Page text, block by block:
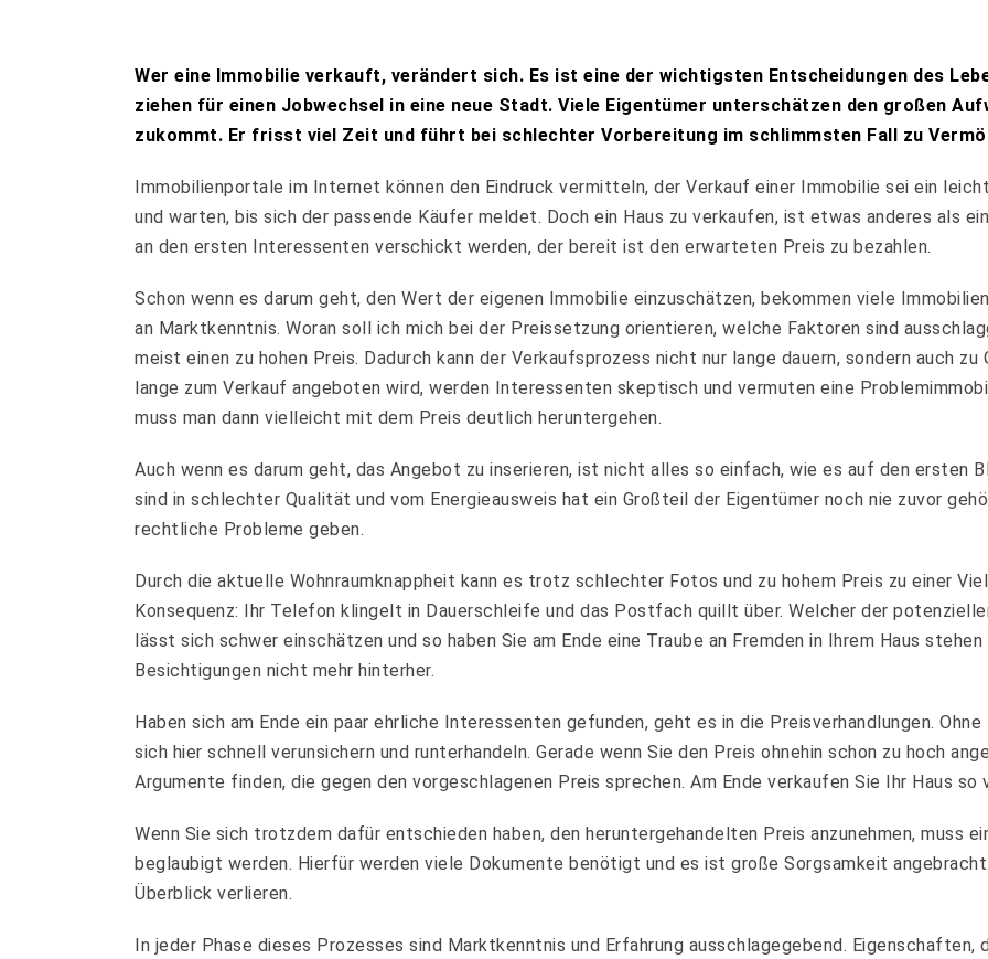
Wer eine Immobilie verkauft, verändert sich. Es ist eine der wichtigsten Entscheidungen des
ziehen für einen Jobwechsel in eine neue Stadt. Viele Eigentümer unterschätzen den großen
zukommt. Er frisst viel Zeit und führt bei schlechter Vorbereitung im schlimmsten Fall zu
Immobilienportale im Internet können den Eindruck vermitteln, der Verkauf einer Immobilie sei ein
und warten, bis sich der passende Käufer meldet. Doch ein Haus zu verkaufen, ist etwas anderes als
an den ersten Interessenten verschickt werden, der bereit ist den erwarteten Preis zu bezahlen.
Schon wenn es darum geht, den Wert der eigenen Immobilie einzuschätzen, bekommen viele
an Marktkenntnis. Woran soll ich mich bei der Preissetzung orientieren, welche Faktoren sind
meist einen zu hohen Preis. Dadurch kann der Verkaufsprozess nicht nur lange dauern, sondern auch
lange zum Verkauf angeboten wird, werden Interessenten skeptisch und vermuten eine
muss man dann vielleicht mit dem Preis deutlich heruntergehen.
Auch wenn es darum geht, das Angebot zu inserieren, ist nicht alles so einfach, wie es auf den ersten
sind in schlechter Qualität und vom Energieausweis hat ein Großteil der Eigentümer noch nie zuvor
rechtliche Probleme geben.
Durch die aktuelle Wohnraumknappheit kann es trotz schlechter Fotos und zu hohem Preis zu einer
Konsequenz: Ihr Telefon klingelt in Dauerschleife und das Postfach quillt über. Welcher der
lässt sich schwer einschätzen und so haben Sie am Ende eine Traube an Fremden in Ihrem Haus
Besichtigungen nicht mehr hinterher.
Haben sich am Ende ein paar ehrliche Interessenten gefunden, geht es in die Preisverhandlungen.
sich hier schnell verunsichern und runterhandeln. Gerade wenn Sie den Preis ohnehin schon zu hoch
Argumente finden, die gegen den vorgeschlagenen Preis sprechen. Am Ende verkaufen Sie Ihr Haus
Wenn Sie sich trotzdem dafür entschieden haben, den heruntergehandelten Preis anzunehmen, muss
beglaubigt werden. Hierfür werden viele Dokumente benötigt und es ist große Sorgsamkeit
Überblick verlieren.
In jeder Phase dieses Prozesses sind Marktkenntnis und Erfahrung ausschlagegebend.